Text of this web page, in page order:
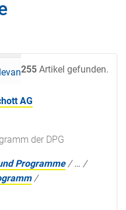
255 Artikel gefunden.
Datum
AG
der DPG
Programme /… /
/